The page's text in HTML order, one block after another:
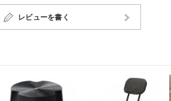
レビューを書く